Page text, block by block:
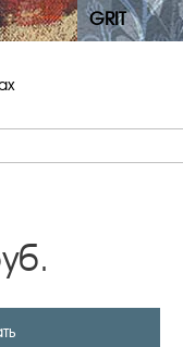
GRIT